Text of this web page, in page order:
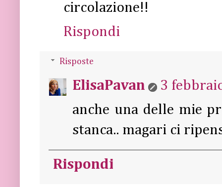
circolazione!!
Rispondi
Risposte
ElisaPavan
3
anche una delle mie
stanca.. magari ci
Rispondi